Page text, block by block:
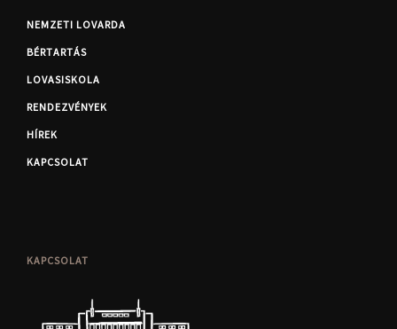
NEMZETI LOVARDA
BÉRTARTÁS
LOVASISKOLA
RENDEZVÉNYEK
HÍREK
KAPCSOLAT
KAPCSOLAT